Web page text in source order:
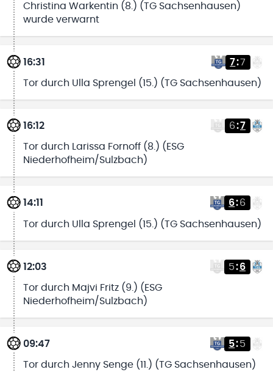
Christina Warkentin (8.) (TG Sachsenhausen)
wurde verwarnt
16:31 7:7
Tor durch Ulla Sprengel (15.) (TG Sachsenhausen)
16:12 6:7
Tor durch Larissa Fornoff (8.) (ESG
Niederhofheim/Sulzbach)
14:11 6:6
Tor durch Ulla Sprengel (15.) (TG Sachsenhausen)
12:03 5:6
Tor durch Majvi Fritz (9.) (ESG
Niederhofheim/Sulzbach)
09:47 5:5
Tor durch Jenny Senge (11.) (TG Sachsenhausen)